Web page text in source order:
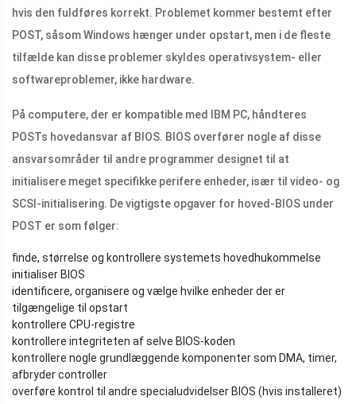
hvis den fuldføres korrekt. Problemet kommer bestemt efter
POST, såsom Windows hænger under opstart, men i de fleste
tilfælde kan disse problemer skyldes operativsystem- eller
softwareproblemer, ikke hardware.
På computere, der er kompatible med IBM PC, håndteres
POSTs hovedansvar af BIOS. BIOS overfører nogle af disse
ansvarsområder til andre programmer designet til at
initialisere meget specifikke perifere enheder, især til video- og
SCSI-initialisering. De vigtigste opgaver for hoved-BIOS under
POST er som følger:
finde, størrelse og kontrollere systemets hovedhukommelse
initialiser BIOS
identificere, organisere og vælge hvilke enheder der er
tilgængelige til opstart
kontrollere CPU-registre
kontrollere integriteten af ​​selve BIOS-koden
kontrollere nogle grundlæggende komponenter som DMA, timer,
afbryder controller
overføre kontrol til andre specialudvidelser BIOS (hvis installeret)